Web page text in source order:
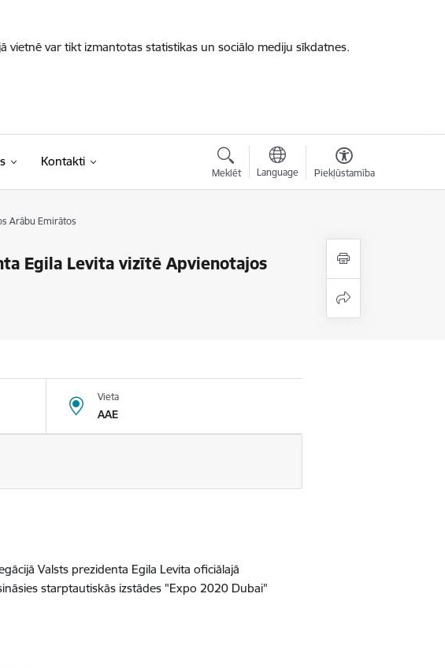
vietnē var tikt izmantotas statistikas un sociālo mediju sīkdatnes.
Kontakti
Meklēt Language Piekļūstamība
Arābu Emirātos
Egila Levita vizītē Apvienotajos
Vieta
AAE
Valsts prezidenta Egila Levita oficiālajā
starptautiskās izstādes "Expo 2020 Dubai"